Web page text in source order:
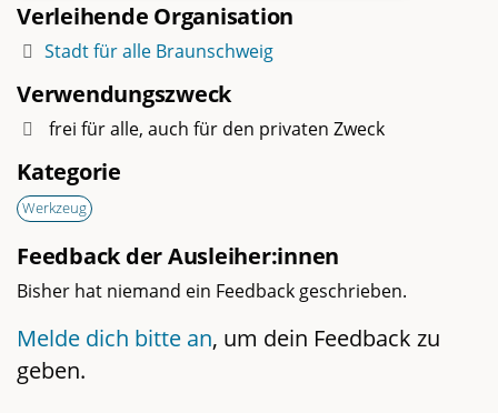
Verleihende Organisation
Stadt für alle Braunschweig
Verwendungszweck
frei für alle, auch für den privaten Zweck
Kategorie
Werkzeug
Feedback der Ausleiher:innen
Bisher hat niemand ein Feedback geschrieben.
Melde dich bitte an, um dein Feedback zu
geben.